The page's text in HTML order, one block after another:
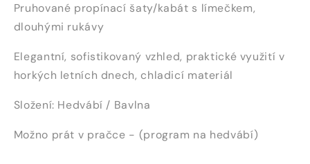
Pruhované propínací šaty/kabát s límečkem,
dlouhými rukávy
Elegantní, sofistikovaný vzhled, praktické využití v
horkých letních dnech, chladicí materiál
Složení: Hedvábí / Bavlna
Možno prát v pračce - (program na hedvábí)